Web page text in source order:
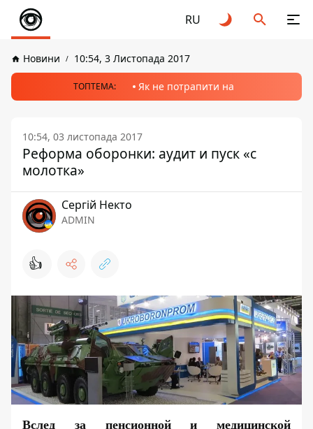
RU
Новини 10:54, 3 Листопада 2017
ТОПТЕМА: Як не потрапити на
10:54, 03 листопада 2017
Реформа оборонки: аудит и пуск «с
молотка»
Сергій Некто
ADMIN
👍
Вслед за пенсионной и медицинской